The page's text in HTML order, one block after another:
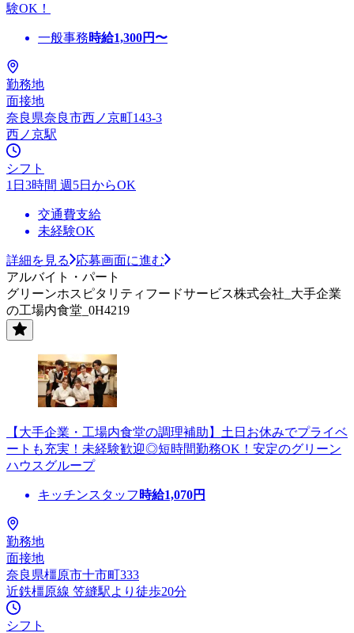
験OK！
一般事務時給1,300円〜
勤務地
面接地
奈良県奈良市西ノ京町143-3
西ノ京駅
シフト
1日3時間 週5日からOK
交通費支給
未経験OK
詳細を見る
応募画面に進む
アルバイト・パート
グリーンホスピタリティフードサービス株式会社_大手企業
の工場内食堂_0H4219
【大手企業・工場内食堂の調理補助】土日お休みでプライベ
ートも充実！未経験歓迎◎短時間勤務OK！安定のグリーン
ハウスグループ
キッチンスタッフ 時給1,070円
勤務地
面接地
奈良県橿原市十市町333
近鉄橿原線 笠縫駅より徒歩20分
シフト